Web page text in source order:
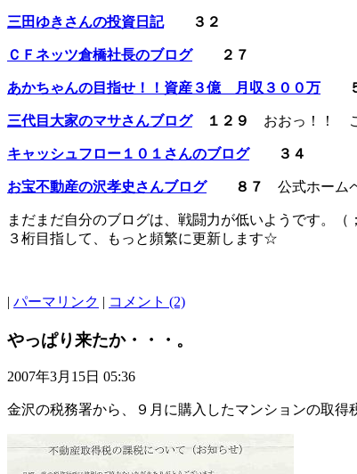
三田ゆきさんの投資日記 ３２
ＣＦネッツ倉橋社長のブログ ２７
あかちゃんの目指せ！！資産３億 月収３００万
三代目大家のマサさんブログ １２９ おおっ！！ こ
キャッシュフロー１０１さんのブログ ３４
お宝不動産の沢孝史さんブログ ８７ 公式ホーム
まだまだ自分のブログは、戦闘力が低いようです。
３桁目指して、もっと頻繁に更新します☆
| パーマリンク | コメント (2)
やっぱり来たか・・・。
2007年3月15日 05:36
金沢の税務署から、９月に購入したマンションの取得